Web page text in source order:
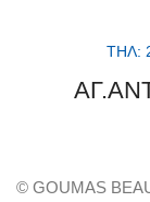
ΤΗΛ:
© GOUMAS